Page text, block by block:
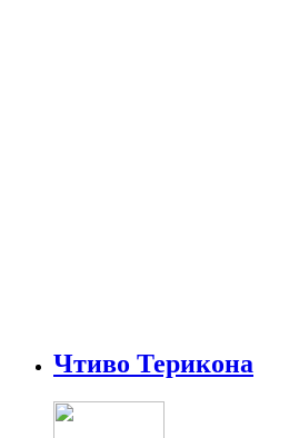
Чтиво Терикона